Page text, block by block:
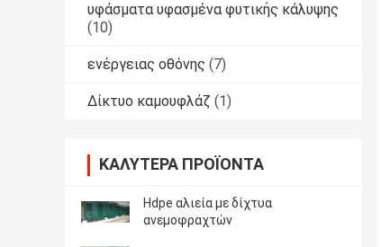
υφάσματα υφασμένα φυτικής κάλυψης
(10)
ενέργειας οθόνης (7)
Δίκτυο καμουφλάζ (1)
ΚΑΛΎΤΕΡΑ ΠΡΟΪΌΝΤΑ
Hdpe αλιεία με δίχτυα
ανεμοφραχτών